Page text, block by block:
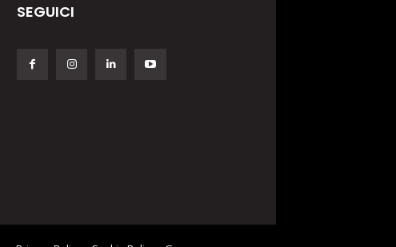
SEGUICI